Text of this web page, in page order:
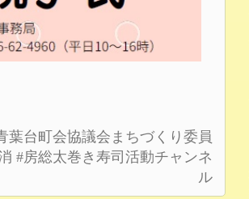
葉台町会協議会まちづくり委員
#房総太巻き寿司活動チャンネ
ル